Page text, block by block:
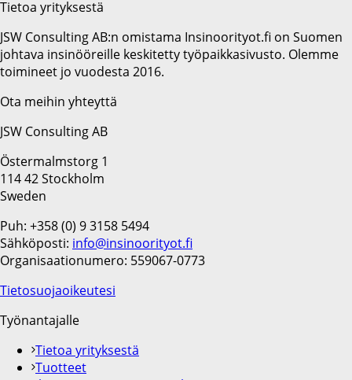
Tietoa yrityksestä
JSW Consulting AB:n omistama Insinoorityot.fi on Suomen
johtava insinööreille keskitetty työpaikkasivusto. Olemme
toimineet jo vuodesta 2016.
Ota meihin yhteyttä
JSW Consulting AB
Östermalmstorg 1
114 42 Stockholm
Sweden
Puh: +358 (0) 9 3158 5494
Sähköposti: info@insinoorityot.fi
Organisaationumero: 559067-0773
Tietosuojaoikeutesi
Työnantajalle
Tietoa yrityksestä
Tuotteet